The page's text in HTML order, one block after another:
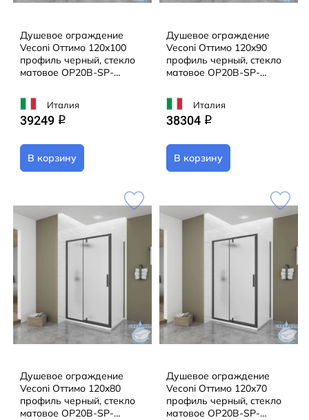
Душевое ограждение
Veconi Оттимо 120x100
профиль черный, стекло
матовое OP20B-SP-
поддона)
Италия
39249 q
В корзину
Душевое ограждение
Veconi Оттимо 120x90
профиль черный, стекло
матовое OP20B-SP-
поддона)
Италия
38304 q
В корзину
Душевое ограждение
Veconi Оттимо 120x80
профиль черный, стекло
матовое OP20B-SP-
Душевое ограждение
Veconi Оттимо 120x70
профиль черный, стекло
матовое OP20B-SP-